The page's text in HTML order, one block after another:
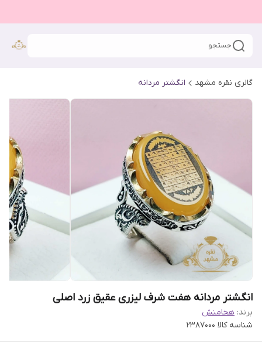
جستجو
گالری نقره مشهد انگشتر مردانه
انگشتر مردانه هفت شرف لیزری عقیق زرد اصلی
برند: هخامنش
شناسه کالا 2387000